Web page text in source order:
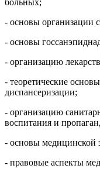
больных;
- основы организации
- основы
- организацию
- теоретические
диспансеризации;
- организацию
воспитания и
- основы медицинской
- правовые аспекты